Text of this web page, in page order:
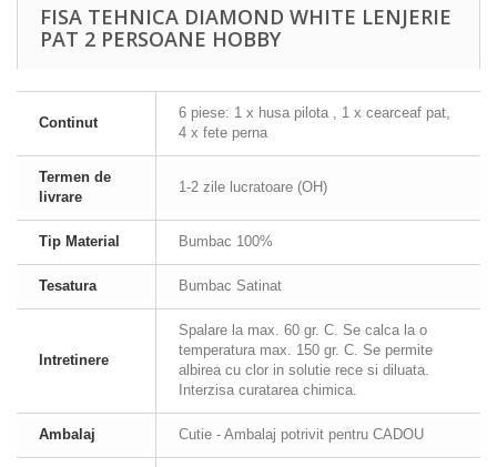
FISA TEHNICA DIAMOND WHITE LENJERIE
PAT 2 PERSOANE HOBBY
Continut
6 piese: 1 x husa pilota , 1 x cearceaf pat,
4 x fete perna
Termen de
livrare
1-2 zile lucratoare (OH)
Tip Material Bumbac 100%
Tesatura Bumbac Satinat
Intretinere
Spalare la max. 60 gr. C. Se calca la o
temperatura max. 150 gr. C. Se permite
albirea cu clor in solutie rece si diluata.
Interzisa curatarea chimica.
Ambalaj Cutie - Ambalaj potrivit pentru CADOU